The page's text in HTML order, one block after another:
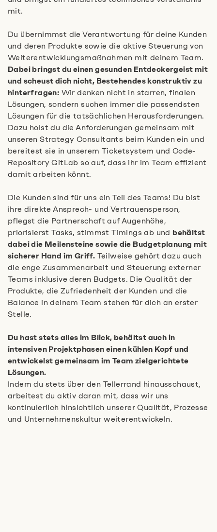
mit.
Du übernimmst die Verantwortung für deine Kunden
und deren Produkte sowie die aktive Steuerung von
Weiterentwicklungsmaßnahmen mit deinem Team.
Dabei bringst du einen gesunden Entdeckergeist mit
und scheust dich nicht, Bestehendes konstruktiv zu
hinterfragen: Wir denken nicht in starren, finalen
Lösungen, sondern suchen immer die passendsten
Lösungen für die tatsächlichen Herausforderungen.
Dazu holst du die Anforderungen gemeinsam mit
unseren Strategy Consultants beim Kunden ein und
bereitest sie in unserem Ticketsystem und Code-
Repository GitLab so auf, dass ihr im Team effizient
damit arbeiten könnt.
Die Kunden sind für uns ein Teil des Teams! Du bist
ihre direkte Ansprech- und Vertrauensperson,
pflegst die Partnerschaft auf Augenhöhe,
priorisierst Tasks, stimmst Timings ab und behältst
dabei die Meilensteine sowie die Budgetplanung mit
sicherer Hand im Griff. Teilweise gehört dazu auch
die enge Zusammenarbeit und Steuerung externer
Teams inklusive deren Budgets. Die Qualität der
Produkte, die Zufriedenheit der Kunden und die
Balance in deinem Team stehen für dich an erster
Stelle.
Du hast stets alles im Blick, behältst auch in
intensiven Projektphasen einen kühlen Kopf und
entwickelst gemeinsam im Team zielgerichtete
Lösungen.
Indem du stets über den Tellerrand hinausschaust,
arbeitest du aktiv daran mit, dass wir uns
kontinuierlich hinsichtlich unserer Qualität, Prozesse
und Unternehmenskultur weiterentwickeln.